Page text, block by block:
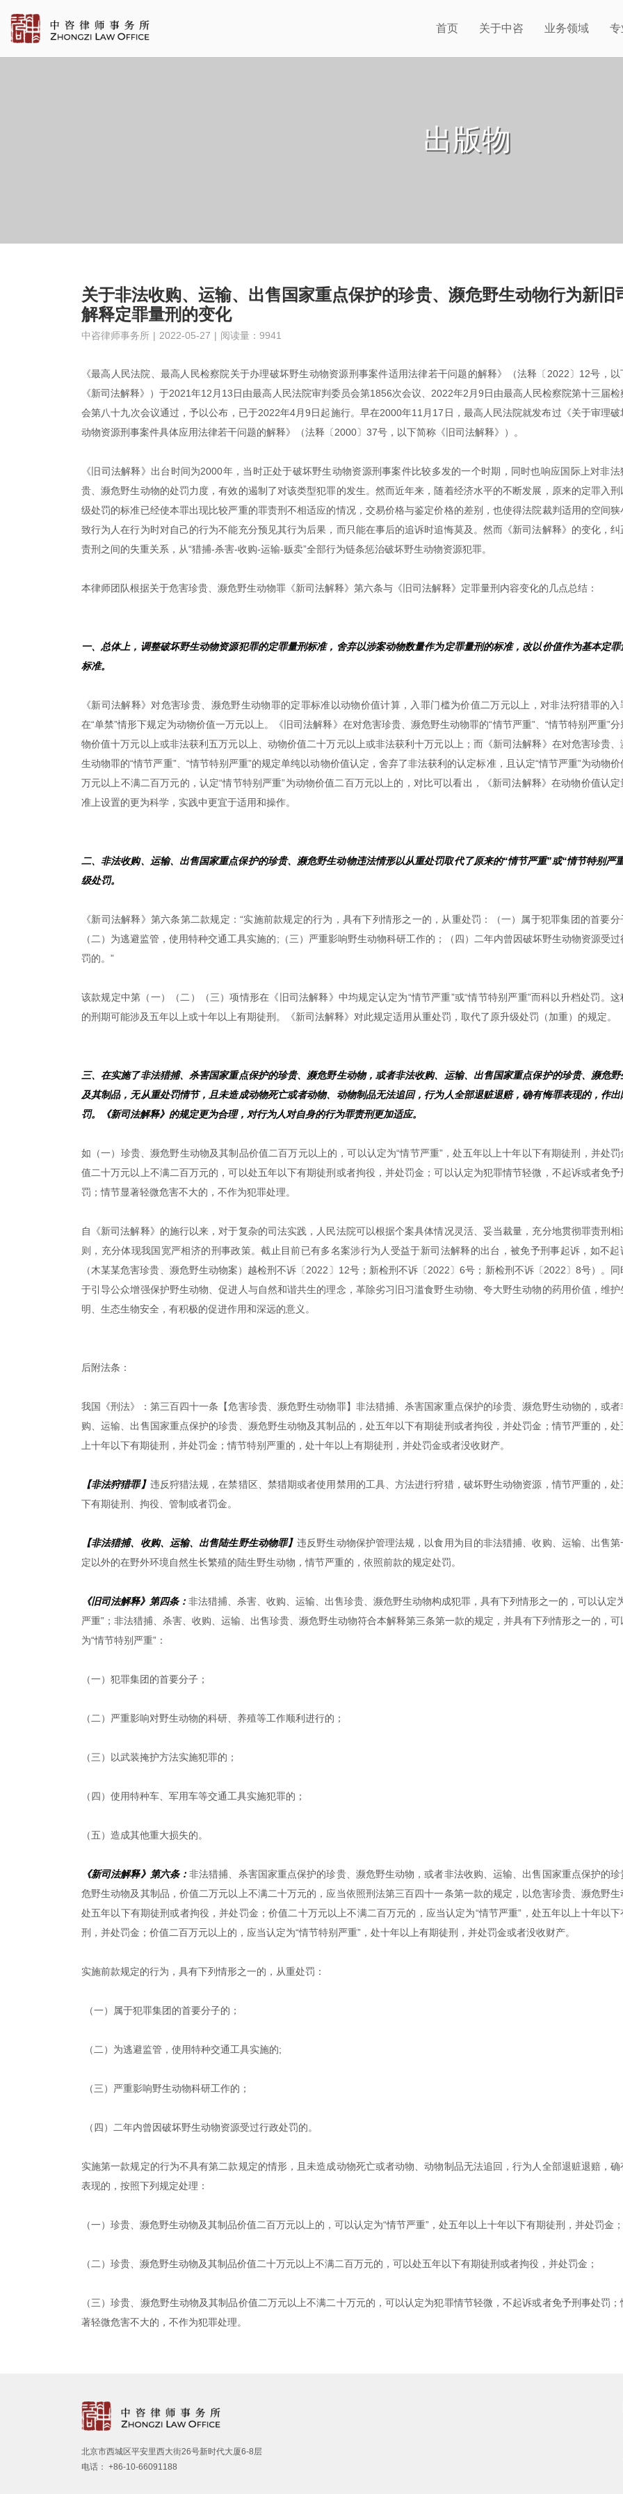
首页 关于中咨 业务领域 专
出版物
关于非法收购、运输、出售国家重点保护的珍贵、濒危野生动物行为新旧
解释定罪量刑的变化
中咨律师事务所 | 2022-05-27 | 阅读量：9941
《最高人民法院、最高人民检察院关于办理破坏野生动物资源刑事案件适用法律若干问题的解释》（法释〔2022〕12号，以
《新司法解释》）于2021年12月13日由最高人民法院审判委员会第1856次会议、2022年2月9日由最高人民检察院第十三届检
会第八十九次会议通过，予以公布，已于2022年4月9日起施行。早在2000年11月17日，最高人民法院就发布过《关于审理破
动物资源刑事案件具体应用法律若干问题的解释》（法释〔2000〕37号，以下简称《旧司法解释》）。
《旧司法解释》出台时间为2000年，当时正处于破坏野生动物资源刑事案件比较多发的一个时期，同时也响应国际上对非法
贵、濒危野生动物的处罚力度，有效的遏制了对该类型犯罪的发生。然而近年来，随着经济水平的不断发展，原来的定罪入刑
级处罚的标准已经使本罪出现比较严重的罪责刑不相适应的情况，交易价格与鉴定价格的差别，也使得法院裁判适用的空间狭
致行为人在行为时对自己的行为不能充分预见其行为后果，而只能在事后的追诉时追悔莫及。然而《新司法解释》的变化，纠
责刑之间的失重关系，从“猎捕-杀害-收购-运输-贩卖”全部行为链条惩治破坏野生动物资源犯罪。
本律师团队根据关于危害珍贵、濒危野生动物罪《新司法解释》第六条与《旧司法解释》定罪量刑内容变化的几点总结：
一、总体上，调整破坏野生动物资源犯罪的定罪量刑标准，舍弃以涉案动物数量作为定罪量刑的标准，改以价值作为基本定罪
标准。
《新司法解释》对危害珍贵、濒危野生动物罪的定罪标准以动物价值计算，入罪门槛为价值二万元以上，对非法狩猎罪的入
在“单禁”情形下规定为动物价值一万元以上。《旧司法解释》在对危害珍贵、濒危野生动物罪的“情节严重”、“情节特别严重”分
物价值十万元以上或非法获利五万元以上、动物价值二十万元以上或非法获利十万元以上；而《新司法解释》在对危害珍贵、
生动物罪的“情节严重”、“情节特别严重”的规定单纯以动物价值认定，舍弃了非法获利的认定标准，且认定“情节严重”为动物价
万元以上不满二百万元的，认定“情节特别严重”为动物价值二百万元以上的，对比可以看出，《新司法解释》在动物价值认定
准上设置的更为科学，实践中更宜于适用和操作。
二、非法收购、运输、出售国家重点保护的珍贵、濒危野生动物违法情形以从重处罚取代了原来的“情节严重”或“情节特别严
级处罚。
《新司法解释》第六条第二款规定：“实施前款规定的行为，具有下列情形之一的，从重处罚：（一）属于犯罪集团的首要分
（二）为逃避监管，使用特种交通工具实施的;（三）严重影响野生动物科研工作的；（四）二年内曾因破坏野生动物资源受过
罚的。”
该款规定中第（一）（二）（三）项情形在《旧司法解释》中均规定认定为“情节严重”或“情节特别严重”而科以升档处罚。这
的刑期可能涉及五年以上或十年以上有期徒刑。《新司法解释》对此规定适用从重处罚，取代了原升级处罚（加重）的规定。
三、在实施了非法猎捕、杀害国家重点保护的珍贵、濒危野生动物，或者非法收购、运输、出售国家重点保护的珍贵、濒危野
及其制品，无从重处罚情节，且未造成动物死亡或者动物、动物制品无法追回，行为人全部退赃退赔，确有悔罪表现的，作出
罚。《新司法解释》的规定更为合理，对行为人对自身的行为罪责刑更加适应。
如（一）珍贵、濒危野生动物及其制品价值二百万元以上的，可以认定为“情节严重”，处五年以上十年以下有期徒刑，并处罚
值二十万元以上不满二百万元的，可以处五年以下有期徒刑或者拘役，并处罚金；可以认定为犯罪情节轻微，不起诉或者免予
罚；情节显著轻微危害不大的，不作为犯罪处理。
自《新司法解释》的施行以来，对于复杂的司法实践，人民法院可以根据个案具体情况灵活、妥当裁量，充分地贯彻罪责刑相
则，充分体现我国宽严相济的刑事政策。截止目前已有多名案涉行为人受益于新司法解释的出台，被免予刑事起诉，如不起
（木某某危害珍贵、濒危野生动物案）越检刑不诉〔2022〕12号；新检刑不诉〔2022〕6号；新检刑不诉〔2022〕8号）。同
于引导公众增强保护野生动物、促进人与自然和谐共生的理念，革除劣习旧习滥食野生动物、夸大野生动物的药用价值，维护
明、生态生物安全，有积极的促进作用和深远的意义。
后附法条：
我国《刑法》：第三百四十一条【危害珍贵、濒危野生动物罪】非法猎捕、杀害国家重点保护的珍贵、濒危野生动物的，或者
购、运输、出售国家重点保护的珍贵、濒危野生动物及其制品的，处五年以下有期徒刑或者拘役，并处罚金；情节严重的，处
上十年以下有期徒刑，并处罚金；情节特别严重的，处十年以上有期徒刑，并处罚金或者没收财产。
【非法狩猎罪】 违反狩猎法规，在禁猎区、禁猎期或者使用禁用的工具、方法进行狩猎，破坏野生动物资源，情节严重的，处
下有期徒刑、拘役、管制或者罚金。
【非法猎捕、收购、运输、出售陆生野生动物罪】违反野生动物保护管理法规，以食用为目的非法猎捕、收购、运输、出售第
定以外的在野外环境自然生长繁殖的陆生野生动物，情节严重的，依照前款的规定处罚。
《旧司法解释》第四条：非法猎捕、杀害、收购、运输、出售珍贵、濒危野生动物构成犯罪，具有下列情形之一的，可以认定
严重”；非法猎捕、杀害、收购、运输、出售珍贵、濒危野生动物符合本解释第三条第一款的规定，并具有下列情形之一的，可
为“情节特别严重”：
（一）犯罪集团的首要分子；
（二）严重影响对野生动物的科研、养殖等工作顺利进行的；
（三）以武装掩护方法实施犯罪的；
（四）使用特种车、军用车等交通工具实施犯罪的；
（五）造成其他重大损失的。
《新司法解释》第六条：非法猎捕、杀害国家重点保护的珍贵、濒危野生动物，或者非法收购、运输、出售国家重点保护的珍
危野生动物及其制品，价值二万元以上不满二十万元的，应当依照刑法第三百四十一条第一款的规定，以危害珍贵、濒危野生
处五年以下有期徒刑或者拘役，并处罚金；价值二十万元以上不满二百万元的，应当认定为“情节严重”，处五年以上十年以下
刑，并处罚金；价值二百万元以上的，应当认定为“情节特别严重”，处十年以上有期徒刑，并处罚金或者没收财产。
实施前款规定的行为，具有下列情形之一的，从重处罚：
（一）属于犯罪集团的首要分子的；
（二）为逃避监管，使用特种交通工具实施的;
（三）严重影响野生动物科研工作的；
（四）二年内曾因破坏野生动物资源受过行政处罚的。
实施第一款规定的行为不具有第二款规定的情形，且未造成动物死亡或者动物、动物制品无法追回，行为人全部退赃退赔，确
表现的，按照下列规定处理：
（一）珍贵、濒危野生动物及其制品价值二百万元以上的，可以认定为“情节严重”，处五年以上十年以下有期徒刑，并处罚金；
（二）珍贵、濒危野生动物及其制品价值二十万元以上不满二百万元的，可以处五年以下有期徒刑或者拘役，并处罚金；
（三）珍贵、濒危野生动物及其制品价值二万元以上不满二十万元的，可以认定为犯罪情节轻微，不起诉或者免予刑事处罚；
著轻微危害不大的，不作为犯罪处理。
北京市西城区平安里西大街26号新时代大厦6-8层
电话： +86-10-66091188